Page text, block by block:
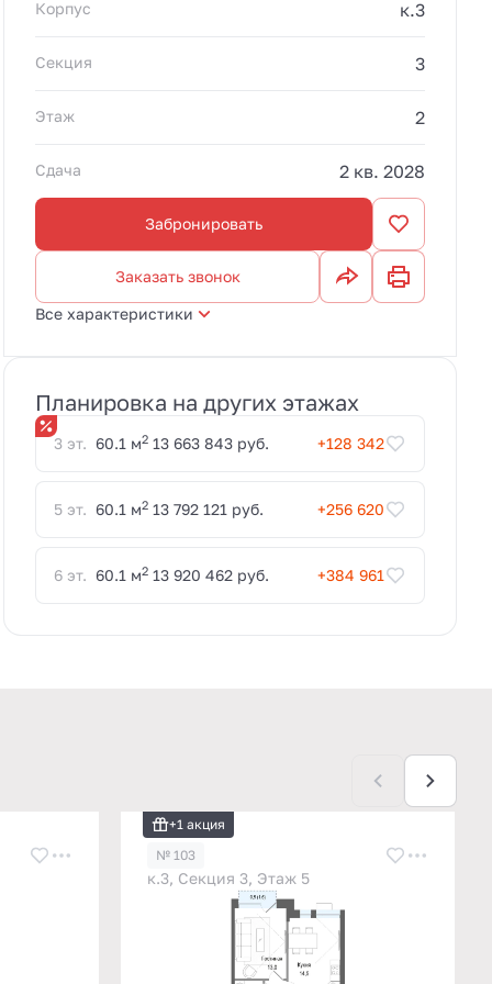
Корпус к.3
Секция 3
Этаж 2
Сдача 2 кв. 2028
Забронировать
Заказать звонок
Все характеристики
Планировка на других этажах
3 эт. 60.1 м2 13 663 843 руб. +128 342
5 эт. 60.1 м2 13 792 121 руб. +256 620
6 эт. 60.1 м2 13 920 462 руб. +384 961
+1 акция
№ 103
к.3, Секция 3, Этаж 5